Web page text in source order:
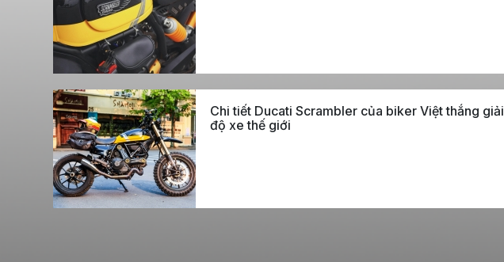
Chi tiết Ducati Scrambler của biker Việt thắng giải
độ xe thế giới